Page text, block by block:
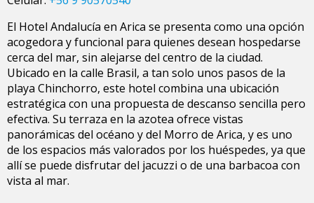
El Hotel Andalucía en Arica se presenta como una opción
acogedora y funcional para quienes desean hospedarse
cerca del mar, sin alejarse del centro de la ciudad.
Ubicado en la calle Brasil, a tan solo unos pasos de la
playa Chinchorro, este hotel combina una ubicación
estratégica con una propuesta de descanso sencilla pero
efectiva. Su terraza en la azotea ofrece vistas
panorámicas del océano y del Morro de Arica, y es uno
de los espacios más valorados por los huéspedes, ya que
allí se puede disfrutar del jacuzzi o de una barbacoa con
vista al mar.